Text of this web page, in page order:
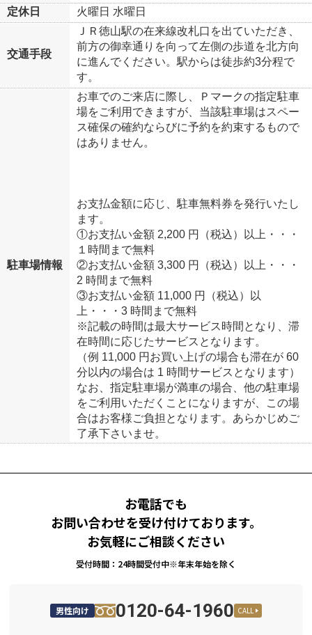
定休日
火曜日 水曜日
交通手段
ＪＲ徳山駅の在来線改札口を出ていただき、
前方の御幸通りを向って左側の歩道を北方向
に進んでください。駅からは徒歩約3分程で
す。
駐車場情報
お車でのご来店に際し、Ｐマークの指定駐車
場をご利用できますが、当該駐車場はスペー
ス確保の確約ならびに予約を約束するもので
はありません。
お支払金額に応じ、駐車無料券を発行いたし
ます。
①お支払い金額 2,200 円（税込）以上・・・
１時間まで無料
②お支払い金額 3,300 円（税込）以上・・・
2 時間まで無料
③お支払い金額 11,000 円（税込）以
上・・・3 時間まで無料
※記載の時間は最大サービス時間となり、滞
在時間に応じたサービスとなります。
（例 11,000 円お買い上げの場合も滞在が 60
分以内の場合は 1 時間サービスとなります）
なお、指定駐車場が満車の場合、他の駐車場
をご利用いただくことになりますが、この場
合はお客様ご負担となります。あらかじめご
了承下さいませ。
お電話でも
お問い合わせを受け付けております。
お気軽にご相談ください
受付時間：24時間受付中※年末年始を除く
男性向け 0120-64-1960 CALL